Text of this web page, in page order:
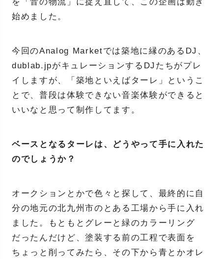
始めました。
今回のAnalog Marketでは築地に縁のあるDJ、
dublab.jpがキュレーションするDJたちがプレ
イしますが、「築地といえばターレ」というこ
とで、普段は体験できない音楽体験ができると
いいなと思って制作してます。
ベースとなるターレは、どうやって手に入れた
のでしょうか？
オークションとかで色々と探して、最終的に自
分の地元の北九州市のとある工場から手に入れ
ました。もともとグレーと緑のカラーリング
だったんだけど、塗装する前の工程で表面を
ちょっと削ってみたら、その下から青とかオレ